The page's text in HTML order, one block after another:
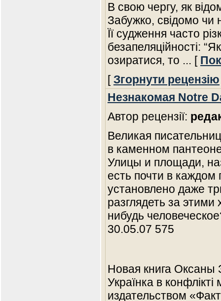
В свою чергу, як
Забужко, свідомо чи
Її судження часто
безапеляційності:
озиратися, то ... [
[Згорнути рецензію
Незнакомая Notre
Автор рецензії:
Великая
в каменном
Улицы и площади,
есть почти в каждом
установлено даже
разглядеть за
нибудь
30.05.07 575
Новая книга Оксаны
Українка в
издательством